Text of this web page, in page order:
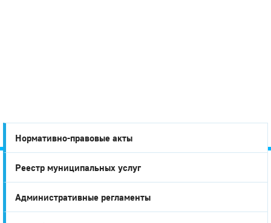
Город
Глазов
Нормативно-правовые акты
Реестр муниципальных услуг
Административные регламенты